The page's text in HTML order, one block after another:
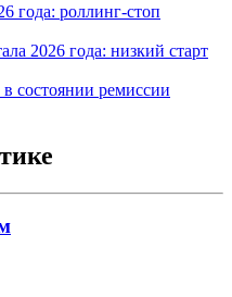
года: роллинг-стоп
2026 года: низкий старт
состоянии ремиссии